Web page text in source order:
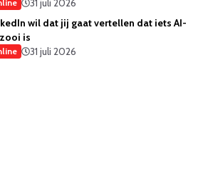
31 juli 2026
wil dat jij gaat vertellen dat iets AI-
is
31 juli 2026